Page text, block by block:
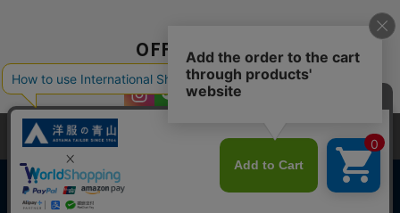
OFFICIAL SNS
当サイトでは、快適な閲覧体験とコンテンツ改善のためにCookieを使用
しています。閲覧を続けることで、Cookieの使用に同意したものとみな
します。詳細については